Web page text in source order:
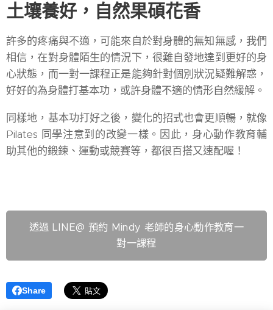
土壤養好，自然果碩花香
許多的疼痛與不適，可能來自於對身體的無知無感，我們
相信，在對身體陌生的情況下，很難自發地達到更好的身
心狀態，而一對一課程正是能夠針對個別狀況疑難解惑，
好好的為身體打基本功，或許身體不適的情形自然緩解。
同樣地，基本功打好之後，變化的招式也會更順暢，就像
Pilates 同學注意到的改變一樣。因此，身心動作教育輔
助其他的鍛鍊、運動或競賽等，都很百搭又速配喔！
透過 LINE@ 預約 Mindy 老師的身心動作教育一
對一課程
Share